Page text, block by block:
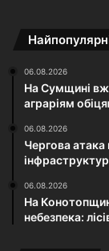
06.08.2026
На Сумщині
аграріям
06.08.2026
Чергова атака
06.08.2026
На
небезпека: